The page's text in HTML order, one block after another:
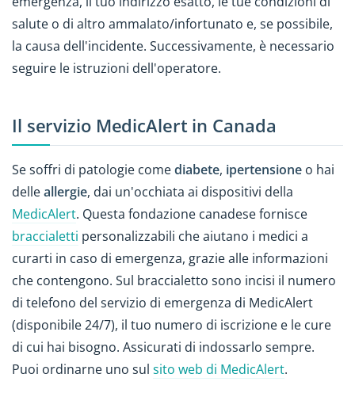
salute o di altro ammalato/infortunato e, se possibile,
la causa dell'incidente. Successivamente, è necessario
seguire le istruzioni dell'operatore.
Il servizio MedicAlert in Canada
Se soffri di patologie comediabete, ipertensione o hai
delleallergie, dai un'occhiata ai dispositivi della
MedicAlert. Questa fondazione canadese fornisce
braccialetti personalizzabili che aiutano i medici a
curarti in caso di emergenza, grazie alle informazioni
che contengono. Sul braccialetto sono incisi il numero
di telefono del servizio di emergenza di MedicAlert
(disponibile 24/7), il tuo numero di iscrizione e le cure
di cui hai bisogno. Assicurati di indossarlo sempre.
Puoi ordinarne uno sul sito web di MedicAlert.